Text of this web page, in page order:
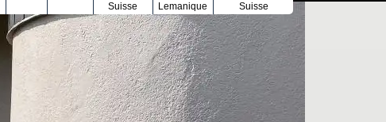
Suisse
Lemanique
Suisse